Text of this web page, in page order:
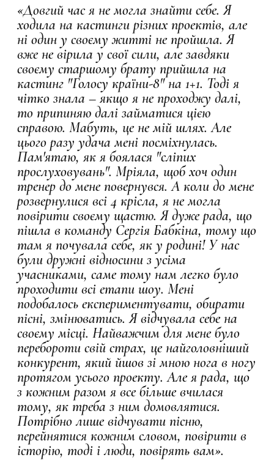
«Довгий час я не могла знайти себе. Я
ходила на кастинги різних проектів, але
ні один у своєму житті не пройшла. Я
вже не вірила у свої сили, але завдяки
своєму старшому брату прийшла на
кастинг "Голосу країни-8" на 1+1. Тоді я
чітко знала – якщо я не проходжу далі,
то припиняю далі займатися цією
справою. Мабуть, це не мій шлях. Але
цього разу удача мені посміхнулась.
Пам'ятаю, як я боялася "сліпих
прослуховувань". Мріяла, щоб хоч один
тренер до мене повернувся. А коли до мене
розвернулися всі 4 крісла, я не могла
повірити своєму щастю. Я дуже рада, що
пішла в команду Сергія Бабкіна, тому що
там я почувала себе, як у родині! У нас
були дружні відносини з усіма
учасниками, саме тому нам легко було
проходити всі етапи шоу. Мені
подобалось експериментувати, обирати
пісні, змінюватись. Я відчувала себе на
своєму місці. Найважчим для мене було
перебороти свій страх, це найголовніший
конкурент, який йшов зі мною нога в ногу
протягом усього проекту. Але я рада, що
з кожним разом я все більше вчилася
тому, як треба з ним домовлятися.
Потрібно лише відчувати пісню,
перейнятися кожним словом, повірити в
історію, тоді і люди, повірять вам».